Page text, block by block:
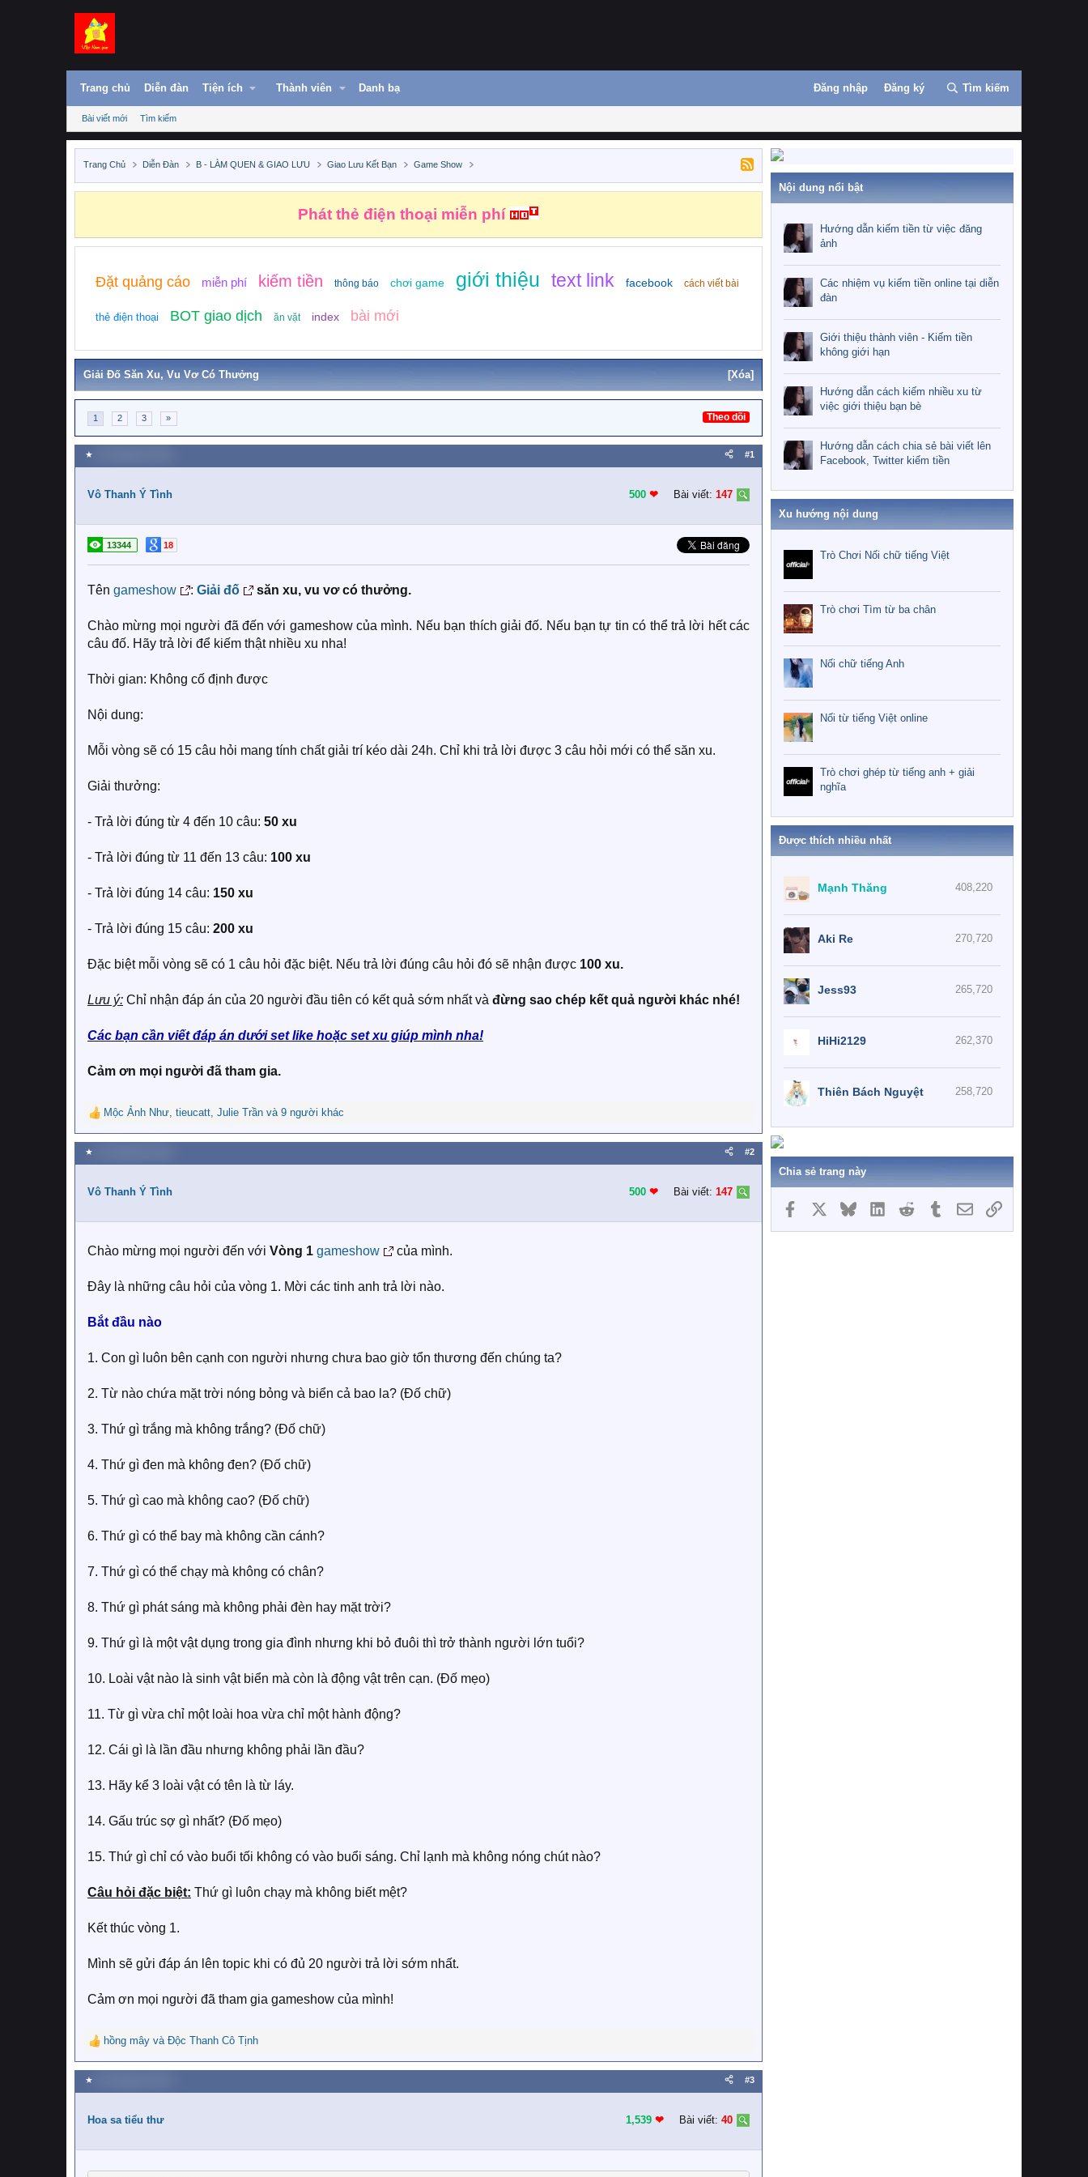
Trang chủ Diễn đàn Tiện ích Thành viên Danh bạ Đăng nhập Đăng ký Tìm kiếm
Bài viết mới Tìm kiếm
Trang Chủ Diễn Đàn B - LÀM QUEN & GIAO LƯU Giao Lưu Kết Bạn Game Show
Phát thẻ điện thoại miễn phí
Đặt quảng cáo miễn phí kiếm tiền thông báo chơi game giới thiệu text link facebook cách viết bài
thẻ điện thoại BOT giao dịch ăn vặt index bài mới
Giải Đố Săn Xu, Vu Vơ Có Thưởng [Xóa]
1 2 3 » Theo dõi
★ #1
Vô Thanh Ý Tình 500 ❤︎ Bài viết: 147
13344 18
Tên gameshow : Giải đố săn xu, vu vơ có thưởng.
Chào mừng mọi người đã đến với gameshow của mình. Nếu bạn thích giải đố. Nếu bạn tự tin có thể trả lời hết các
câu đố. Hãy trả lời để kiếm thật nhiều xu nha!
Thời gian: Không cố định được
Nội dung:
Mỗi vòng sẽ có 15 câu hỏi mang tính chất giải trí kéo dài 24h. Chỉ khi trả lời được 3 câu hỏi mới có thể săn xu.
Giải thưởng:
- Trả lời đúng từ 4 đến 10 câu: 50 xu
- Trả lời đúng từ 11 đến 13 câu: 100 xu
- Trả lời đúng 14 câu: 150 xu
- Trả lời đúng 15 câu: 200 xu
Đặc biệt mỗi vòng sẽ có 1 câu hỏi đặc biệt. Nếu trả lời đúng câu hỏi đó sẽ nhận được 100 xu.
Lưu ý: Chỉ nhận đáp án của 20 người đầu tiên có kết quả sớm nhất và đừng sao chép kết quả người khác nhé!
Các bạn cần viết đáp án dưới set like hoặc set xu giúp mình nha!
Cảm ơn mọi người đã tham gia.
R
e
a
c
i
n
:
Mộc Ảnh Như, tieucatt, Julie Trần và 9 người khác
★ #2
Vô Thanh Ý Tình 500 ❤︎ Bài viết: 147
Chào mừng mọi người đến với Vòng 1 gameshow của mình.
Đây là những câu hỏi của vòng 1. Mời các tinh anh trả lời nào.
Bắt đầu nào
1. Con gì luôn bên cạnh con người nhưng chưa bao giờ tổn thương đến chúng ta?
2. Từ nào chứa mặt trời nóng bỏng và biển cả bao la? (Đố chữ)
3. Thứ gì trắng mà không trắng? (Đố chữ)
4. Thứ gì đen mà không đen? (Đố chữ)
5. Thứ gì cao mà không cao? (Đố chữ)
6. Thứ gì có thể bay mà không cần cánh?
7. Thứ gì có thể chạy mà không có chân?
8. Thứ gì phát sáng mà không phải đèn hay mặt trời?
9. Thứ gì là một vật dụng trong gia đình nhưng khi bỏ đuôi thì trở thành người lớn tuổi?
10. Loài vật nào là sinh vật biển mà còn là động vật trên cạn. (Đố mẹo)
11. Từ gì vừa chỉ một loài hoa vừa chỉ một hành động?
12. Cái gì là lần đầu nhưng không phải lần đầu?
13. Hãy kể 3 loài vật có tên là từ láy.
14. Gấu trúc sợ gì nhất? (Đố mẹo)
15. Thứ gì chỉ có vào buổi tối không có vào buổi sáng. Chỉ lạnh mà không nóng chút nào?
Câu hỏi đặc biệt: Thứ gì luôn chạy mà không biết mệt?
Kết thúc vòng 1.
Mình sẽ gửi đáp án lên topic khi có đủ 20 người trả lời sớm nhất.
Cảm ơn mọi người đã tham gia gameshow của mình!
R
e
a
c
i
n
hồng mây và Độc Thanh Cô Tịnh
★ #3
Hoa sa tiểu thư 1,539 ❤︎ Bài viết: 40
Nội dung nổi bật
Hướng dẫn kiếm tiền từ việc đăng
ảnh
Các nhiệm vụ kiếm tiền online tại diễn
đàn
Giới thiệu thành viên - Kiếm tiền
không giới hạn
Hướng dẫn cách kiếm nhiều xu từ
việc giới thiệu bạn bè
Hướng dẫn cách chia sẻ bài viết lên
Facebook, Twitter kiếm tiền
Xu hướng nội dung
Trò Chơi Nối chữ tiếng Việt
Trò chơi Tìm từ ba chân
Nối chữ tiếng Anh
Nối từ tiếng Việt online
Trò chơi ghép từ tiếng anh + giải
nghĩa
Được thích nhiều nhất
408,220
Mạnh Thăng
270,720
Aki Re
265,720
Jess93
262,370
HiHi2129
258,720
Thiên Bách Nguyệt
Chia sẻ trang này
Facebook BlueskyLinkedInReddit TumblrEmailLink